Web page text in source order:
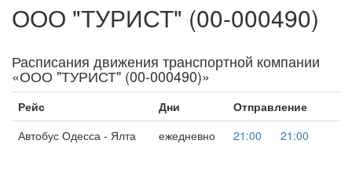
ООО "ТУРИСТ" (00-000490)
Расписания движения транспортной компании
«ООО "ТУРИСТ" (00-000490)»
Рейс Дни
Отправление
Автобус Одесса - Ялта
ежедневно 21:00 21:00